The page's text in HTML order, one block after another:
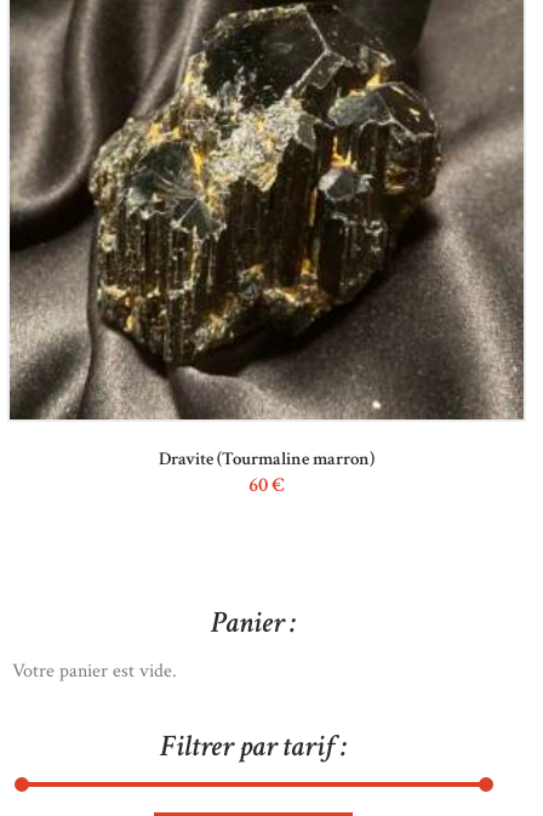
Dravite (Tourmaline marron)
60€
Panier :
Votre panier est vide.
Filtrer par tarif :